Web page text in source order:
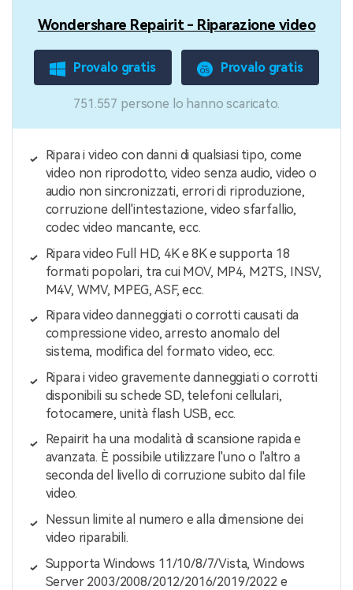
Wondershare Repairit - Riparazione video
Provalo gratis Provalo gratis
751.557 persone lo hanno scaricato.
Ripara i video con danni di qualsiasi tipo, come
video non riprodotto, video senza audio, video o
audio non sincronizzati, errori di riproduzione,
corruzione dell'intestazione, video sfarfallio,
codec video mancante, ecc.
Ripara video Full HD, 4K e 8K e supporta 18
formati popolari, tra cui MOV, MP4, M2TS, INSV,
M4V, WMV, MPEG, ASF, ecc.
Ripara video danneggiati o corrotti causati da
compressione video, arresto anomalo del
sistema, modifica del formato video, ecc.
Ripara i video gravemente danneggiati o corrotti
disponibili su schede SD, telefoni cellulari,
fotocamere, unità flash USB, ecc.
Repairit ha una modalità di scansione rapida e
avanzata. È possibile utilizzare l'uno o l'altro a
seconda del livello di corruzione subito dal file
video.
Nessun limite al numero e alla dimensione dei
video riparabili.
Supporta Windows 11/10/8/7/Vista, Windows
Server 2003/2008/2012/2016/2019/2022 e